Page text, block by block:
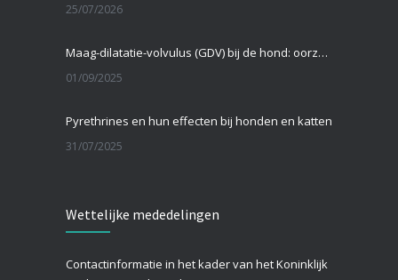
25/07/2026
Maag-dilatatie-volvulus (GDV) bij de hond: oorzaken, symptomen en behandeling
01/09/2025
Pyrethrines en hun effecten bij honden en katten
31/07/2025
26/07/2025
Wat te doen als je hond een coldpack heeft gegeten?
Wettelijke mededelingen
Contactinformatie in het kader van het Koninklijk